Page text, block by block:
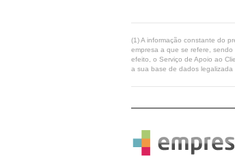
(1) A informação constante do
empresa a que se refere,
efeito, o Serviço de Apoio ao
a sua base de dados legalizada